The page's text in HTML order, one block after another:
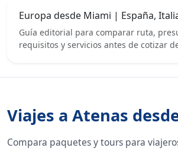
Europa desde Miami | España,
Guía editorial para comparar ruta,
requisitos y servicios antes de cotizar
Viajes a Atenas
Compara paquetes y tours para